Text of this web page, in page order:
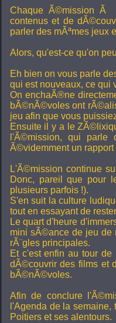
Chaque Ã©mission Ã
contenus et de
parler des mÃªmes jeux
Alors, qu'est-ce qu'on
Eh bien on vous parle
qui est nouveaux, ce qui
On enchaÃ®ne
bÃ©nÃ©voles ont
jeu afin que vous
Ensuite il y a le
l'Ã©mission, qui parle
Ã©videmment un
L'Ã©mission continue
Donc, pareil que pour
plusieurs parfois !).
S'en suit la culture
tout en essayant de
Le quart d'heure
mini sÃ©ance de jeu de
rÃ¨gles principales.
Et c'est enfin au tour
dÃ©couvrir des films et
bÃ©nÃ©voles.
Afin de conclure
l'Agenda de la
Poitiers et ses alentours.